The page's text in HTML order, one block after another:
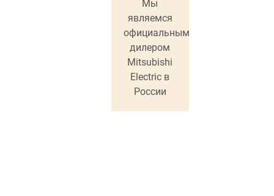
Мы
являемся
официальным
дилером
Mitsubishi
Electric в
России